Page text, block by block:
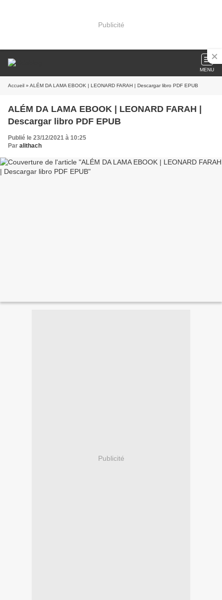
Publicité
MENU
Accueil » ALÉM DA LAMA EBOOK | LEONARD FARAH | Descargar libro PDF EPUB
ALÉM DA LAMA EBOOK | LEONARD FARAH |
Descargar libro PDF EPUB
Publié le 23/12/2021 à 10:25
Par alithach
Publicité